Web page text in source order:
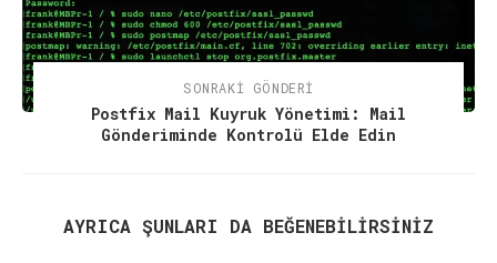
SONRAKI GÖNDERI
Postfix Mail Kuyruk Yönetimi: Mail
Gönderiminde Kontrolü Elde Edin
AYRICA ŞUNLARI DA BEĞENEBILIRSINIZ